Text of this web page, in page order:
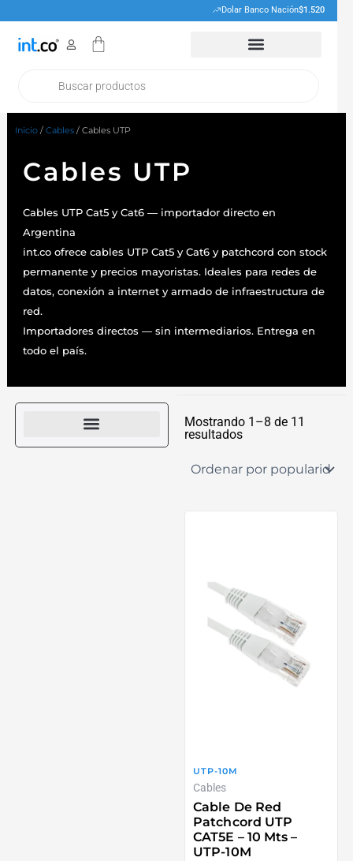
contenido
Dolar Banco Nación$1.520
Cart
Inicio/ Cables/ Cables UTP
Cables UTP
Cables UTP Cat5 y Cat6 — importador directo en
Argentina
int.co ofrece cables UTP Cat5 y Cat6 y patchcord con stock
permanente y precios mayoristas. Ideales para redes de
datos, conexión a internet y armado de infraestructura de
red.
Importadores directos — sin intermediarios. Entrega en
todo el país.
Mostrando 1–8 de 11
resultados
por
popularidad
UTP-10M
Cables
Cable De Red
Patchcord UTP
CAT5E – 10 Mts –
UTP-10M